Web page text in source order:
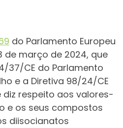
do Parlamento Europeu
de março de 2024, que
37/CE do Parlamento
e a Diretiva 98/24/CE
diz respeito aos valores-
e os seus compostos
diisocianatos